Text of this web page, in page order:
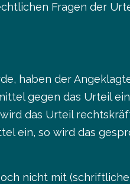
Fragen der
haben der
gegen das Urteil
das Urteil
ein, so wird das
nicht mit